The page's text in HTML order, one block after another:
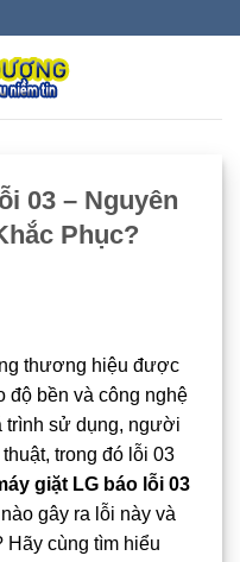
03 – Nguyên
Phục?
thương hiệu được
độ bền và công nghệ
trình sử dụng, người
trong đó lỗi 03
giặt LG báo lỗi 03
gây ra lỗi này và
Hãy cùng tìm hiểu